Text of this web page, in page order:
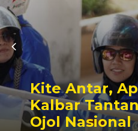
PB IMTEK
Kalbar 3